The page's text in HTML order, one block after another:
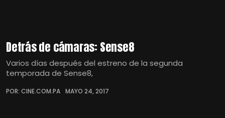
Detrás de cámaras: Sense8
Varios días después del estreno de la segunda
temporada de Sense8,
POR: CINE.COM.PA MAYO 24, 2017